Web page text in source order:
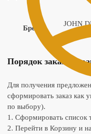
Бренд
JOHN
Порядок заказа
Для получения
сформировать заказ как
по выбору).
1. Сформировать список
2. Перейти в Корзину и